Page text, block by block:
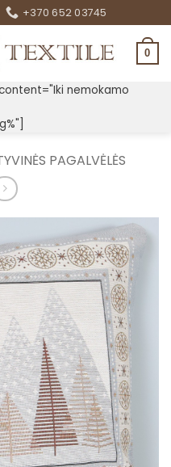
+370 652 03745
0
nemokamo
PAGALVĖLĖS